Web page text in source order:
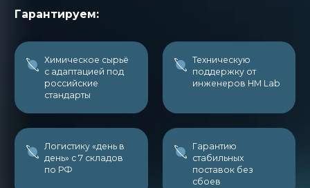
Гарантируем:
Химическое сырьё
с адаптацией под
российские
стандарты
Техническую
поддержку от
инженеров НМ Lab
Логистику «день в
день» с 7 складов
по РФ
Гарантию
стабильных
поставок без
сбоев